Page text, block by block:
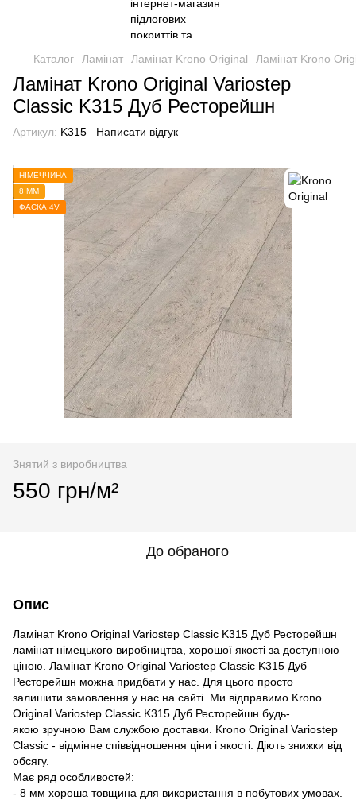
Каталог Ламінат Ламінат Krono Original Ламінат Krono
Ламінат Krono Original Variostep
Classic K315 Дуб Ресторейшн
Артикул: K315 Написати відгук
НІМЕЧЧИНА
8 ММ
ФАСКА 4V
Знятий з виробництва
550 грн/м²
До обраного
Опис
Ламінат Krono Original Variostep Classic K315 Дуб Ресторейшн
ламінат німецького виробництва, хорошої якості за доступною
ціною. Ламінат Krono Original Variostep Classic K315 Дуб
Ресторейшн можна придбати у нас. Для цього просто
залишити замовлення у нас на сайті. Ми відправимо Krono
Original Variostep Classic K315 Дуб Ресторейшн будь-
якою зручною Вам службою доставки. Krono Original Variostep
Classic - відмінне співвідношення ціни і якості. Діють знижки від
обсягу.
Має ряд особливостей:
- 8 мм хороша товщина для використання в побутових умовах.